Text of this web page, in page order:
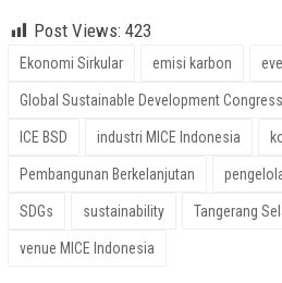
Post Views: 423
Ekonomi Sirkular emisi karbon
Global Sustainable Development
ICE BSD industri MICE Indonesia
Pembangunan Berkelanjutan
SDGs sustainability Tangerang
venue MICE Indonesia